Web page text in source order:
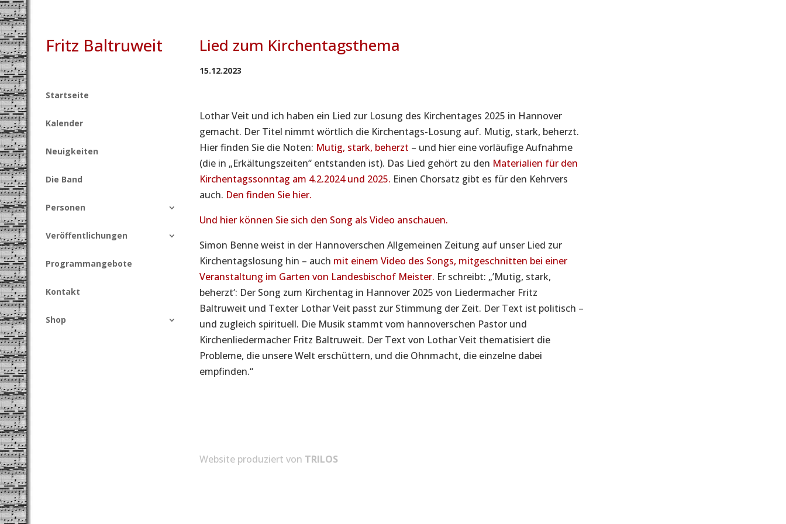
Fritz Baltruweit
Startseite
Kalender
Neuigkeiten
Die Band
Personen
Veröffentlichungen
Programmangebote
Kontakt
Shop
Lied zum Kirchentagsthema
15.12.2023
Lothar Veit und ich haben ein Lied zur Losung des Kirchentages 2025 in Hannover
gemacht. Der Titel nimmt wörtlich die Kirchentags-Losung auf. Mutig, stark, beherzt.
Hier finden Sie die Noten: Mutig, stark, beherzt – und hier eine vorläufige Aufnahme
(die in „Erkältungszeiten“ entstanden ist). Das Lied gehört zu den Materialien für den
Kirchentagssonntag am 4.2.2024 und 2025. Einen Chorsatz gibt es für den Kehrvers
auch. Den finden Sie hier.
Und hier können Sie sich den Song als Video anschauen.
Simon Benne weist in der Hannoverschen Allgemeinen Zeitung auf unser Lied zur
Kirchentagslosung hin – auch mit einem Video des Songs, mitgeschnitten bei einer
Veranstaltung im Garten von Landesbischof Meister. Er schreibt: „’Mutig, stark,
beherzt‘: Der Song zum Kirchentag in Hannover 2025 von Liedermacher Fritz
Baltruweit und Texter Lothar Veit passt zur Stimmung der Zeit. Der Text ist politisch –
und zugleich spirituell. Die Musik stammt vom hannoverschen Pastor und
Kirchenliedermacher Fritz Baltruweit. Der Text von Lothar Veit thematisiert die
Probleme, die unsere Welt erschüttern, und die Ohnmacht, die einzelne dabei
empfinden.“
Website produziert von TRILOS